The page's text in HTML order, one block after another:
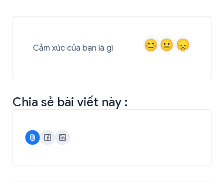
Cảm xúc của bạn là gì
Chia sẻ bài viết này :